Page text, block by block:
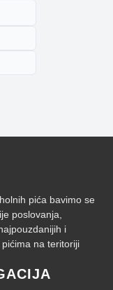
pića bavimo se
poslovanja,
i
na teritoriji